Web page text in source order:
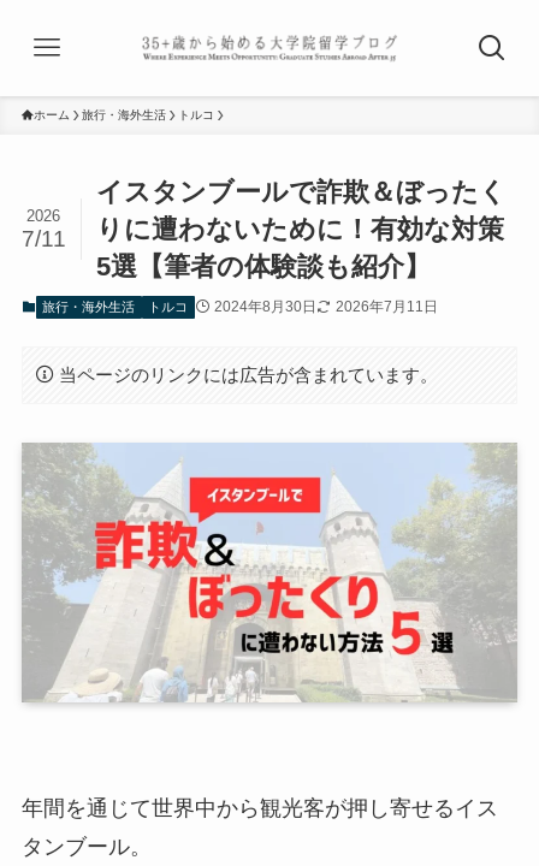
ホーム 旅行・海外生活 トルコ
イスタンブールで詐欺＆ぼったく
りに遭わないために！有効な対策
5選【筆者の体験談も紹介】
2026
7/11
旅行・海外生活 トルコ 2024年8月30日 2026年7月11日
当ページのリンクには広告が含まれています。
年間を通じて世界中から観光客が押し寄せるイス
タンブール。